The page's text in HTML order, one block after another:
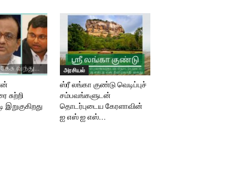
சுற்றி
இறுகுகிறது
அரசியல்
ஸ்ரீ லங்கா குண்டு வெடிப்புச்
சம்பவங்களுடன்
தொடர்புடைய கேரளாவின்
ஐ எஸ் ஐ எஸ்...